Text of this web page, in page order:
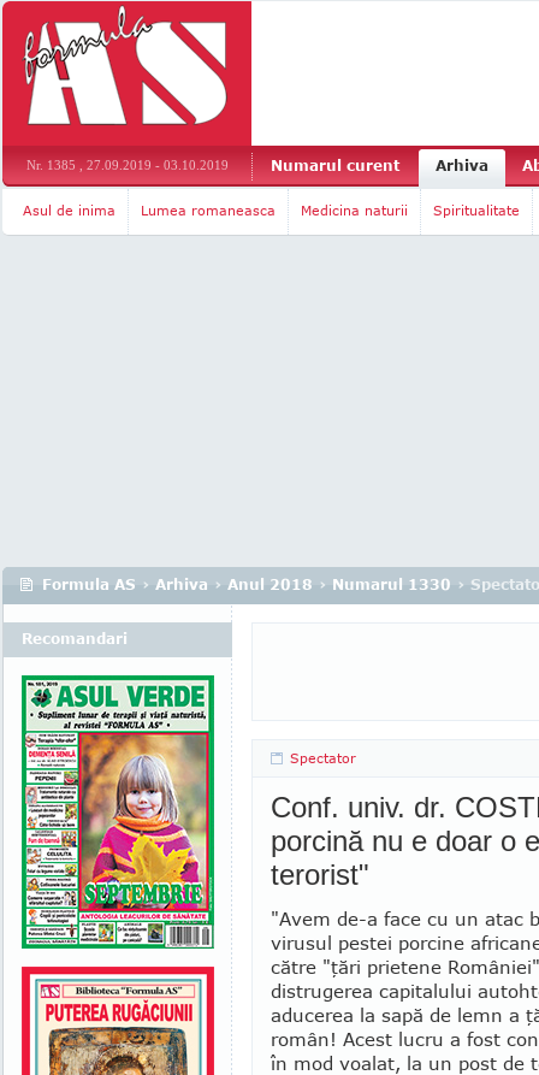
Nr. 1385 , 27.09.2019 - 03.10.2019 Numarul curent Arhiva
Asul de inima Lumea romaneasca Medicina naturii Spiritualitate
Formula AS › Arhiva › Anul 2018 › Numarul 1330 ›
Spectator
Conf. univ. dr.
porcină nu e doar o
terorist"
"Avem de-a face cu un atac
vi­rusul pestei porcine
către "ţări prie­tene
distrugerea ca­pi­ta­lului
aducerea la sapă de lemn a
român! Acest lucru a fost
în mod voalat, la un post de
Recomandari